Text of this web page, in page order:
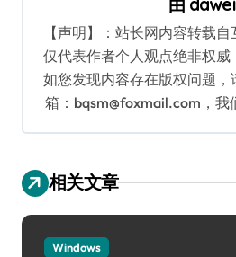
【声明】：站长网内容转载
仅代表作者个人观点绝非权威
如您发现内容存在版权问题，
箱：bqsm@foxmail.com，我
相关文章
Windows